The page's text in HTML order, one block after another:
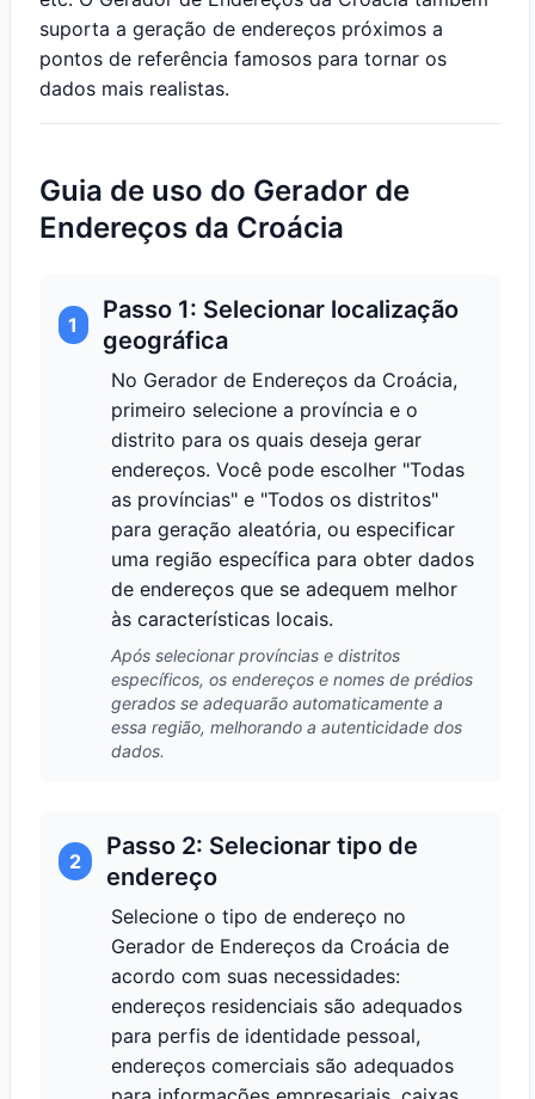
suporta a geração de endereços próximos a
pontos de referência famosos para tornar os
dados mais realistas.
Guia de uso do Gerador de
Endereços da Croácia
1
Passo 1: Selecionar localização
geográfica
No Gerador de Endereços da Croácia,
primeiro selecione a província e o
distrito para os quais deseja gerar
endereços. Você pode escolher "Todas
as províncias" e "Todos os distritos"
para geração aleatória, ou especificar
uma região específica para obter dados
de endereços que se adequem melhor
às características locais.
Após selecionar províncias e distritos
específicos, os endereços e nomes de prédios
gerados se adequarão automaticamente a
essa região, melhorando a autenticidade dos
dados.
2
Passo 2: Selecionar tipo de
endereço
Selecione o tipo de endereço no
Gerador de Endereços da Croácia de
acordo com suas necessidades:
endereços residenciais são adequados
para perfis de identidade pessoal,
endereços comerciais são adequados